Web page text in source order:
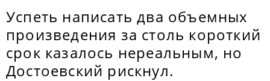
Успеть написать два объемных
произведения за столь короткий
срок казалось нереальным, но
Достоевский рискнул.